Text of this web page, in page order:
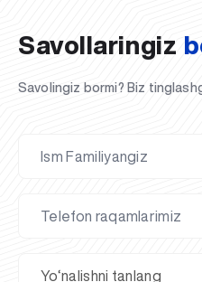
Savollaringiz
Savolingiz bormi? Biz